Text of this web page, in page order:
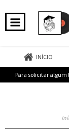
INÍCIO
Para solicitar algum